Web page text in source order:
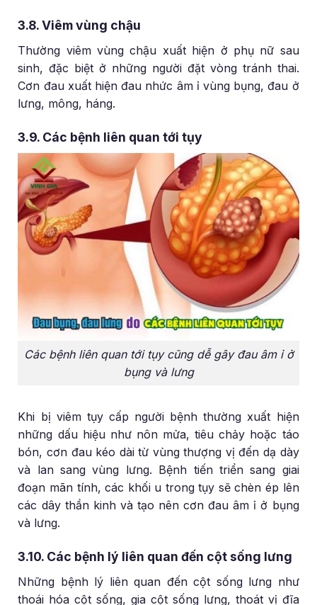
3.8. Viêm vùng chậu
Thường viêm vùng chậu xuất hiện ở phụ nữ sau
sinh, đặc biệt ở những người đặt vòng tránh thai.
Cơn đau xuất hiện đau nhức âm ỉ vùng bụng, đau ở
lưng, mông, háng.
3.9. Các bệnh liên quan tới tụy
Các bệnh liên quan tới tụy cũng dễ gây đau âm ỉ ở
bụng và lưng
Khi bị viêm tụy cấp người bệnh thường xuất hiện
những dấu hiệu như nôn mửa, tiêu chảy hoặc táo
bón, cơn đau kéo dài từ vùng thượng vị đến dạ dày
và lan sang vùng lưng. Bệnh tiến triển sang giai
đoạn mãn tính, các khối u trong tụy sẽ chèn ép lên
các dây thần kinh và tạo nên cơn đau âm ỉ ở bụng
và lưng.
3.10. Các bệnh lý liên quan đến cột sống lưng
Những bệnh lý liên quan đến cột sống lưng như
thoái hóa cột sống, gia cột sống lưng, thoát vị đĩa